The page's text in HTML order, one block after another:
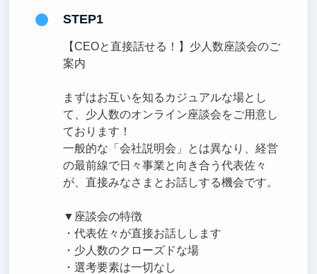
STEP1
【CEOと直接話せる！】少人数座談会のご
案内
まずはお互いを知るカジュアルな場とし
て、少人数のオンライン座談会をご用意し
ております！
一般的な「会社説明会」とは異なり、経営
の最前線で日々事業と向き合う代表佐々
が、直接みなさまとお話しする機会です。
▼座談会の特徴
・代表佐々が直接お話しします
・少人数のクローズドな場
・選考要素は一切なし